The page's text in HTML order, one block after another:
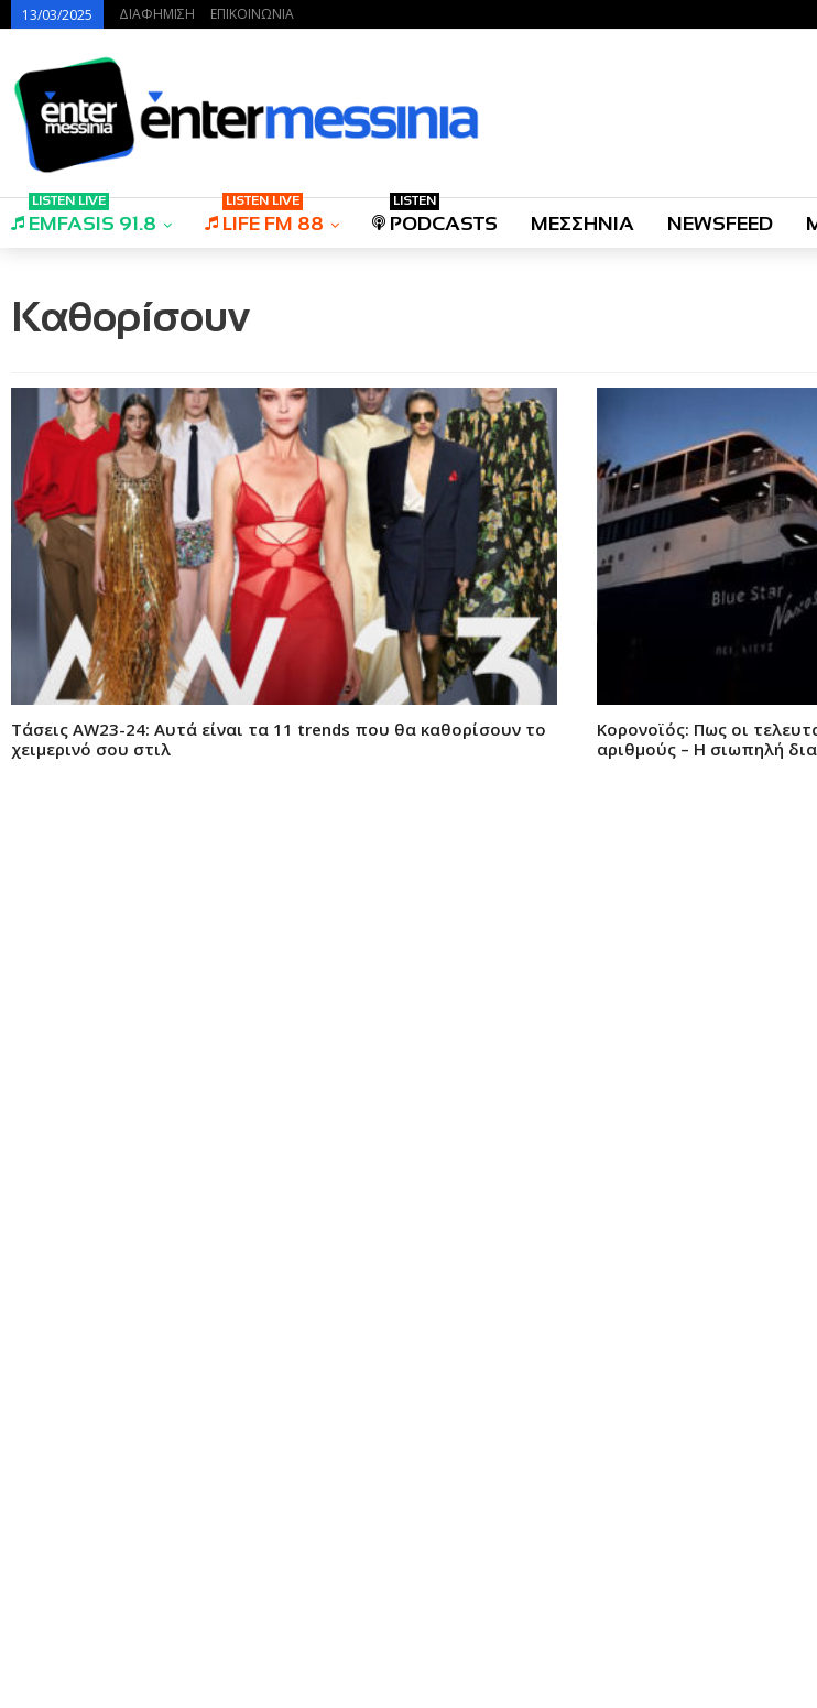
13/03/2025 ΔΙΑΦΗΜΙΣΗ ΕΠΙΚΟΙΝΩΝΙΑ
EMFASIS 91.8
LISTEN LIVE
LIFE FM 88
LISTEN LIVE
PODCASTS
LISTEN
ΜΕΣΣΗΝΙΑ NEWSFEED
Καθορίσουν
Tάσεις ΑW23-24: Αυτά είναι τα 11 trends που θα καθορίσουν το
χειμερινό σου στιλ
Κορονοϊός: Πως οι
αριθμούς – Η σιωπηλή